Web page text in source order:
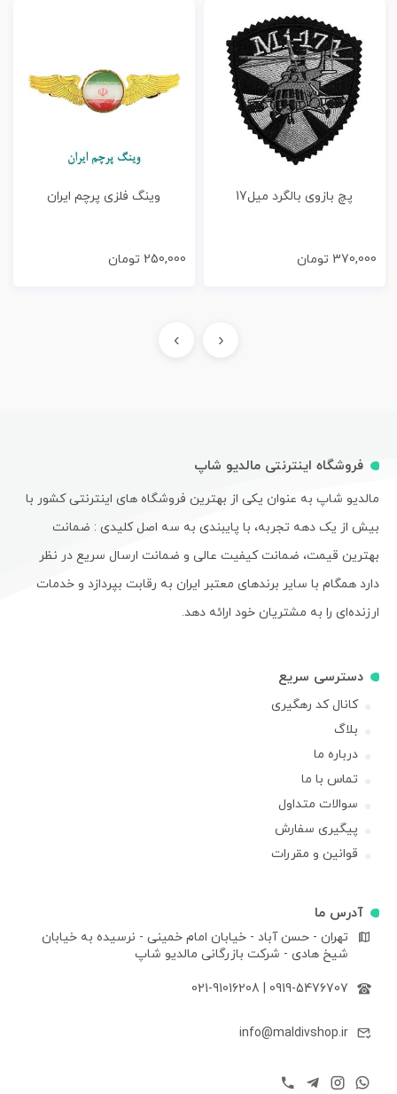
پچ بازوی بالگرد میل17
370,000 تومان
وینگ فلزی پرچم ایران
250,000 تومان
‹
›
فروشگاه اینترنتی مالدیو شاپ
مالدیو شاپ به عنوان یکی از بهترین فروشگاه های اینترنتی کشور با
بیش از یک دهه تجربه، با پایبندی به سه اصل کلیدی : ضمانت
بهترین قیمت، ضمانت کیفیت عالی و ضمانت ارسال سریع در نظر
دارد همگام با سایر برندهای معتبر ایران به رقابت بپردازد و خدمات
ارزنده‌ای را به مشتریان خود ارائه دهد.
دسترسی سریع
کانال کد رهگیری
بلاگ
درباره ما
تماس با ما
سوالات متداول
پیگیری سفارش
قوانین و مقررات
آدرس ما
تهران - حسن آباد - خیابان امام خمینی - نرسیده به خیابان
شیخ هادی - شرکت بازرگانی مالدیو شاپ
0919-5476707
021-91016208
info@maldivshop.ir